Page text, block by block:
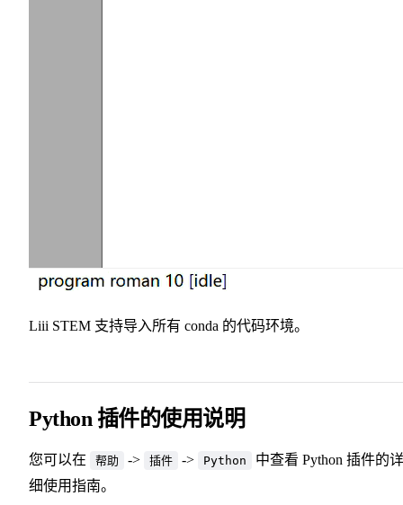
Liii STEM 支持导入所有 conda 的代码环境。
Python 插件的使用说明
您可以在 帮助 -> 插件 -> Python
中查看 Python 插件的详
细使用指南。